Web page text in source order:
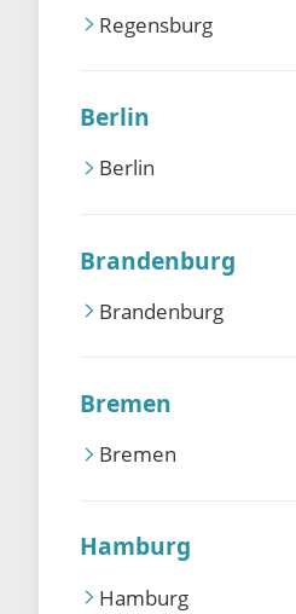
Regensburg
Berlin
Berlin
Brandenburg
Brandenburg
Bremen
Bremen
Hamburg
Hamburg